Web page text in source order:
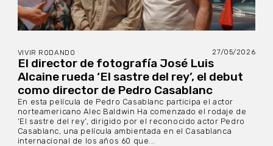
VIVIR RODANDO 27/05/2026
El director de fotografía José Luis
Alcaine rueda ‘El sastre del rey’, el debut
como director de Pedro Casablanc
En esta película de Pedro Casablanc participa el actor
norteamericano Alec Baldwin Ha comenzado el rodaje de
‘El sastre del rey’, dirigido por el reconocido actor Pedro
Casablanc, una película ambientada en el Casablanca
internacional de los años 60 que...